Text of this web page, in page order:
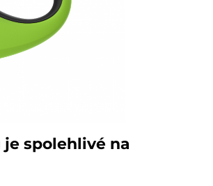
spolehlivé na